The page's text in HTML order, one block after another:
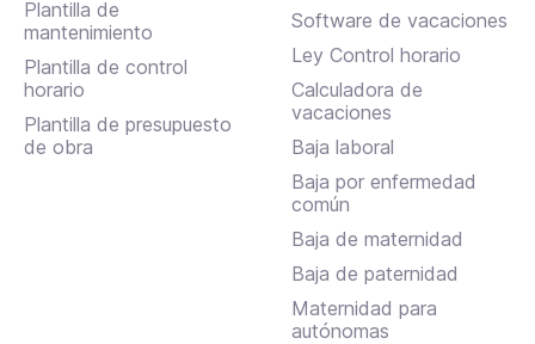
Plantilla de
mantenimiento
Plantilla de control
horario
Plantilla de presupuesto
de obra
Software de vacaciones
Ley Control horario
Calculadora de
vacaciones
Baja laboral
Baja por enfermedad
común
Baja de maternidad
Baja de paternidad
Maternidad para
autónomas